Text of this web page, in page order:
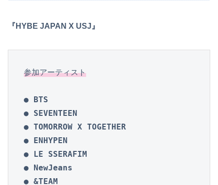
『HYBE JAPAN X USJ』
参加アーティスト
● BTS
● SEVENTEEN
● TOMORROW X TOGETHER
● ENHYPEN
● LE SSERAFIM
● NewJeans
● &TEAM